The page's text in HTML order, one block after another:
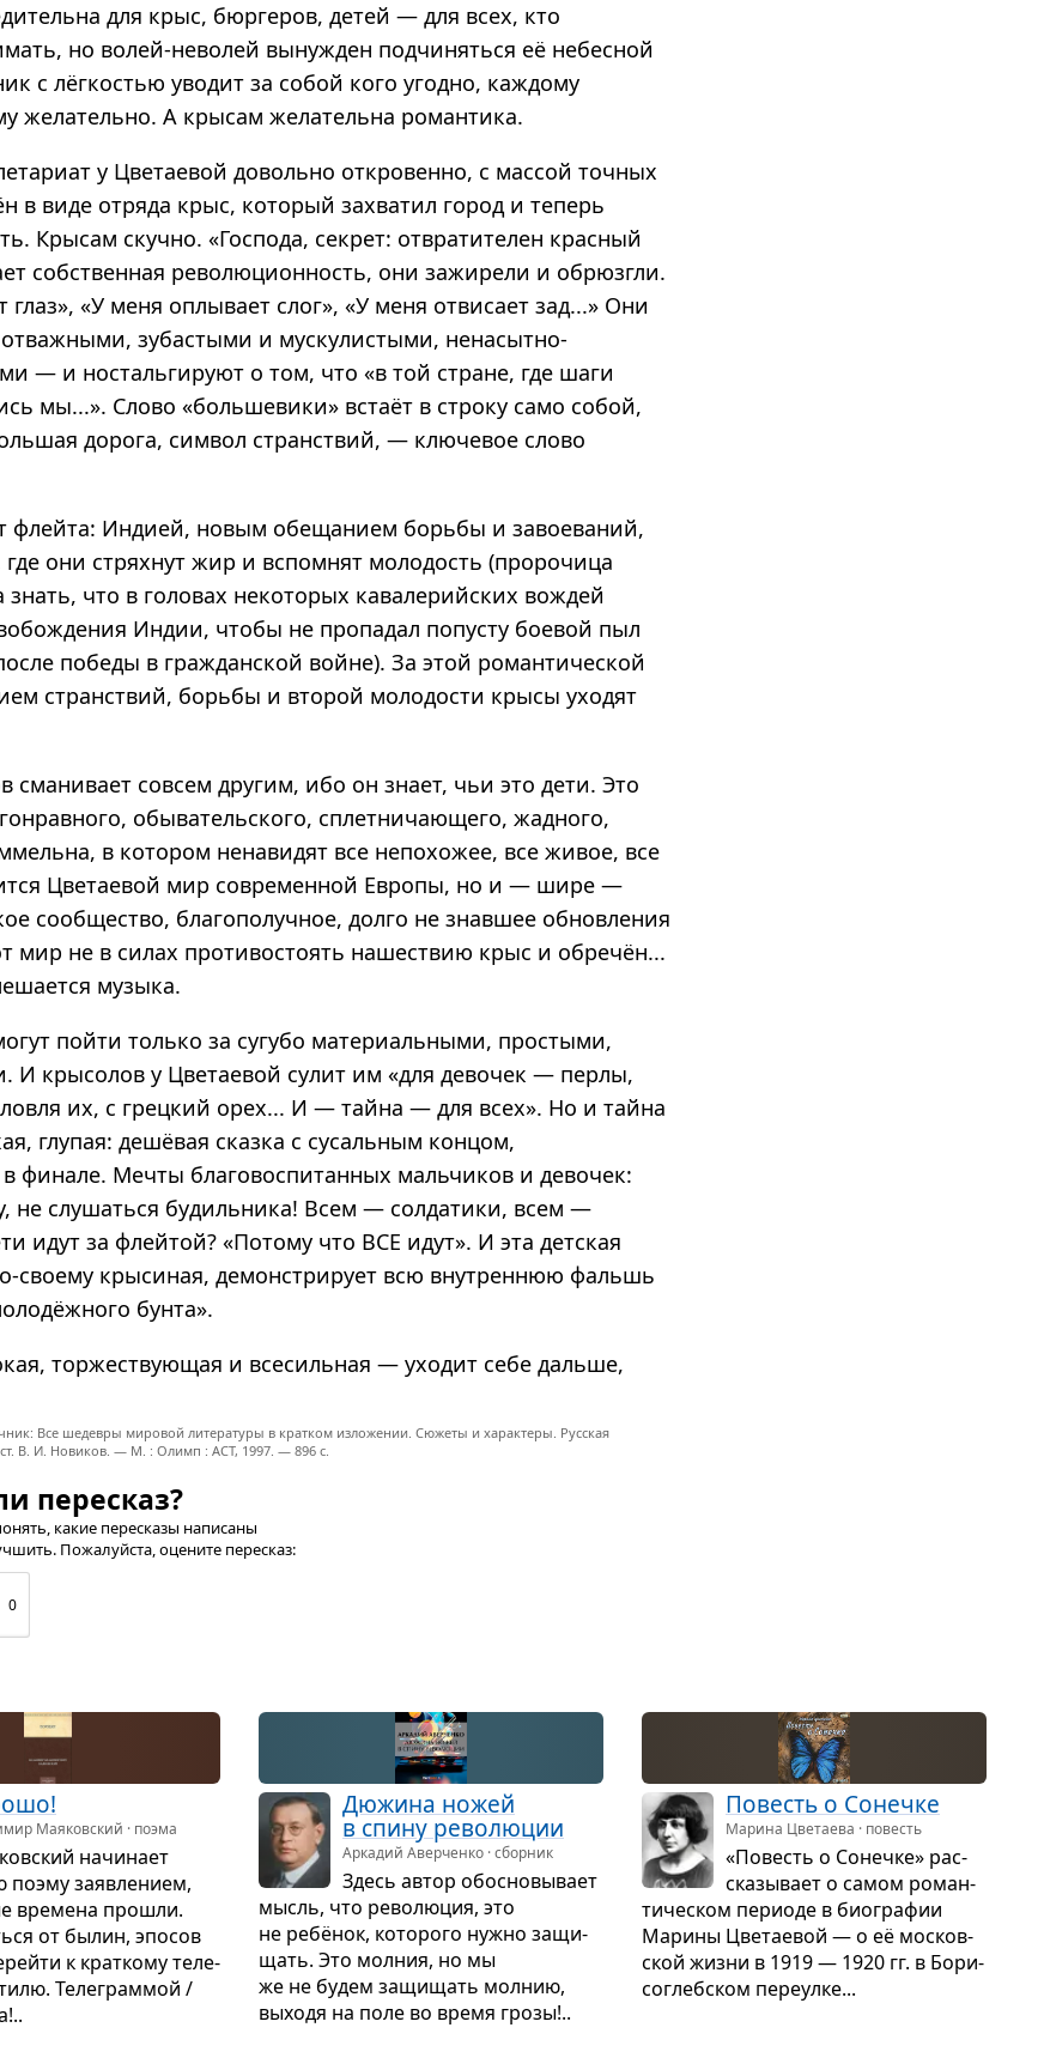
для крыс, бюргеров, детей — для всех, кто
но волей-неволей вынужден подчиняться её небесной
с лёгкостью уводит за собой кого угодно, каждому
желательно. А крысам желательна романтика.
у Цветаевой довольно откровенно, с массой точных
в виде отряда крыс, который захватил город и теперь
Крысам скучно. «Господа, секрет: отвратителен красный
собственная революционность, они зажирели и обрюзгли.
глаз», «У меня оплывает слог», «У меня отвисает зад...» Они
зубастыми и мускулистыми, ненасытно-
— и ностальгируют о том, что «в той стране, где шаги
мы...». Слово «большевики» встаёт в строку само собой,
дорога, символ странствий, — ключевое слово
флейта: Индией, новым обещанием борьбы и завоеваний,
где они стряхнут жир и вспомнят молодость (пророчица
знать, что в головах некоторых кавалерийских вождей
Индии, чтобы не пропадал попусту боевой пыл
победы в гражданской войне). За этой романтической
странствий, борьбы и второй молодости крысы уходят
сманивает совсем другим, ибо он знает, чьи это дети. Это
обывательского, сплетничающего, жадного,
в котором ненавидят все непохожее, все живое, все
Цветаевой мир современной Европы, но и — шире —
сообщество, благополучное, долго не знавшее обновления
мир не в силах противостоять нашествию крыс и обречён...
музыка.
пойти только за сугубо материальными, простыми,
И крысолов у Цветаевой сулит им «для девочек — перлы,
их, с грецкий орех... И — тайна — для всех». Но и тайна
глупая: дешёвая сказка с сусальным концом,
в финале. Мечты благовоспитанных мальчиков и девочек:
не слушаться будильника! Всем — солдатики, всем —
идут за флейтой? «Потому что ВСЕ идут». И эта детская
своему крысиная, демонстрирует всю внутреннюю фальшь
бунта».
торжествующая и всесильная — уходит себе дальше,
Все шедевры мировой литературы в кратком изложении. Сюжеты и характеры. Русская
В. И. Новиков. — М. : Олимп : ACT, 1997. — 896 с.
пересказ?
какие пересказы написаны
Пожалуйста, оцените пересказ:
0
Маяковский · поэма
начи­нает
поэму заяв­ле­нием,
вре­мена про­шли.
от былин, эпо­сов
к крат­кому теле­
Теле­грам­мой /
Дюжина ножей
в спину рево­лю­ции
Аркадий Аверченко · сборник
Здесь автор обос­но­вы­вает
мысль, что рево­лю­ция, это
не ребёнок, кото­рого нужно защи­
щать. Это мол­ния, но мы
же не будем защи­щать мол­нию,
выходя на поле во время грозы!..
Повесть о Сонечке
Марина Цветаева · повесть
«Повесть о Сонечке» рас­
ска­зы­вает о самом роман­
ти­че­ском пери­оде в био­гра­фии
Марины Цве­та­е­вой — о её москов­
ской жизни в 1919 — 1920 гг. в Бори­
со­глеб­ском пере­улке...